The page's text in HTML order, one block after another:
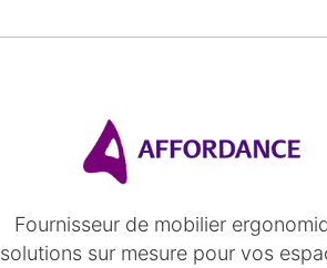
Fournisseur de mobilier
solutions sur mesure pour vos